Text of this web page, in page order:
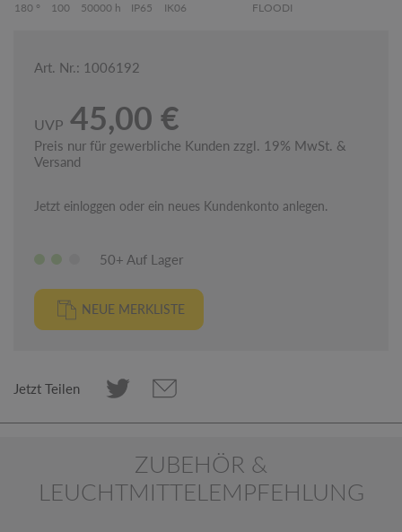
180 ° 100 50000 h IP65 IK06 FLOODI
Art. Nr.: 1006192
UVP 45,00 €
Preis nur für gewerbliche Kunden zzgl. 19% MwSt. &
Versand
Jetzt einloggen oder ein neues Kundenkonto anlegen.
50+ Auf Lager
NEUE MERKLISTE
Jetzt Teilen
ZUBEHÖR &
LEUCHTMITTELEMPFEHLUNG